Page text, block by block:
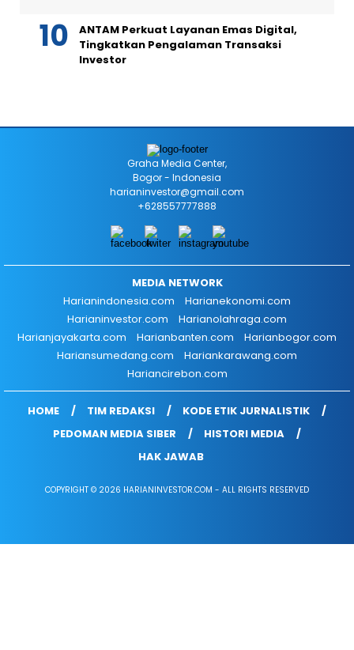
ANTAM Perkuat Layanan Emas Digital,
Tingkatkan Pengalaman Transaksi
Investor
Graha Media Center,
Bogor - Indonesia
harianinvestor@gmail.com
+628557777888
MEDIA NETWORK
Harianindonesia.com
Harianekonomi.com
Harianinvestor.com
Harianolahraga.com
Harianjayakarta.com
Harianbanten.com
Harianbogor.com
Hariansumedang.com
Hariankarawang.com
Hariancirebon.com
HOME TIM REDAKSI
KODE ETIK JURNALISTIK
PEDOMAN MEDIA SIBER
HISTORI MEDIA
HAK JAWAB
COPYRIGHT © 2026 HARIANINVESTOR.COM - ALL RIGHTS RESERVED